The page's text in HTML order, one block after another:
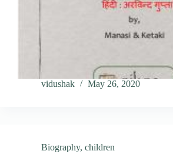
vidushak May 26, 2020
Biography, children